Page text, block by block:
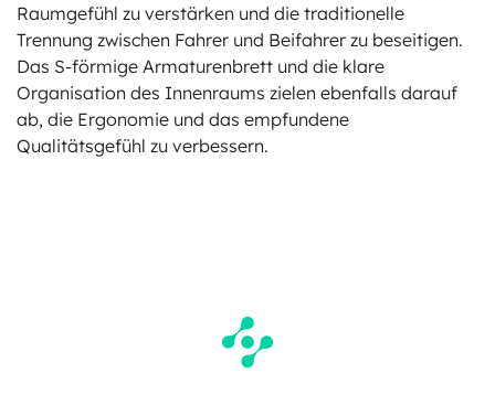
Raumgefühl zu verstärken und die traditionelle
Trennung zwischen Fahrer und Beifahrer zu beseitigen.
Das S-förmige Armaturenbrett und die klare
Organisation des Innenraums zielen ebenfalls darauf
ab, die Ergonomie und das empfundene
Qualitätsgefühl zu verbessern.